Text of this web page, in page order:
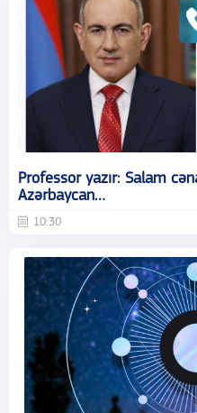
Professor yazır: Salam
Azərbaycan…
10:30